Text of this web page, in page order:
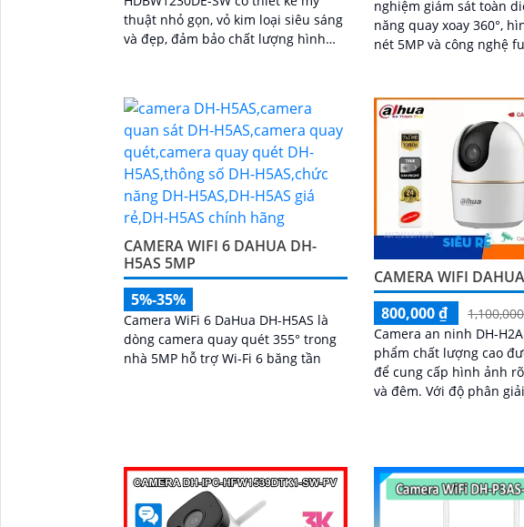
thuật nhỏ gọn, vỏ kim loại siêu sáng
và đẹp, đảm bảo chất lượng hình
nghiệm giám sát toàn
năng quay xoay 360°,
nét 5MP và công nghệ
trộm, tầm nhìn hồng
thẻ nhớ đến 256GB
chống nước IP66
ổn định trong mọi điều
CAMERA WIFI 6 DAHUA DH-
H5AS 5MP
5%-35%
Camera WiFi 6 DaHua DH-H5AS là
dòng camera quay quét 355° trong
nhà 5MP hỗ trợ Wi-Fi 6 băng tần
CAMERA WIFI
800,000 ₫
Camera an ninh DH-
phẩm chất lượng cao
để cung cấp hình ảnh
và đêm. Với độ phân giải 2.0 MP,